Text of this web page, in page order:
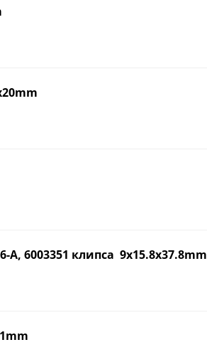
A, 6003351 клипса 9x15.8x37.8mm